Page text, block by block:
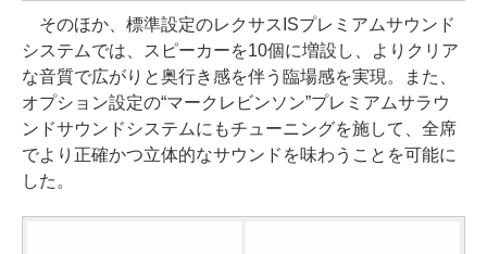
そのほか、標準設定のレクサスISプレミアムサウンド
システムでは、スピーカーを10個に増設し、よりクリア
な音質で広がりと奥行き感を伴う臨場感を実現。また、
オプション設定の“マークレビンソン”プレミアムサラウ
ンドサウンドシステムにもチューニングを施して、全席
でより正確かつ立体的なサウンドを味わうことを可能に
した。